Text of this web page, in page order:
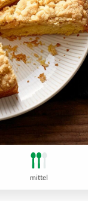
mittel